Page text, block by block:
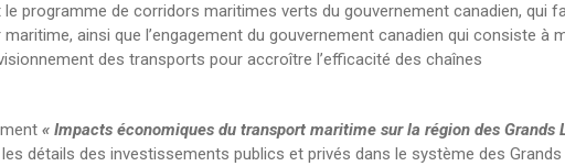
programme de corridors maritimes verts du gouvernement canadien, qui
ainsi que l’engagement du gouvernement canadien qui consiste à
des transports pour accroître l’efficacité des chaînes
« Impacts économiques du transport maritime sur la région des Grands
détails des investissements publics et privés dans le système des